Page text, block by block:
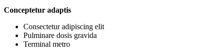
Conceptetur adaptis
Consectetur adipiscing elit
Pulminare dosis gravida
Terminal metro